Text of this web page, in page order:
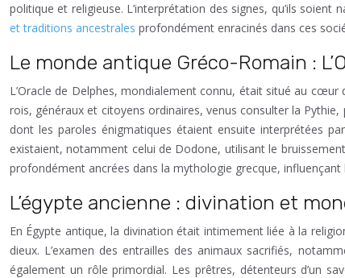
politique et religieuse. L’interprétation des signes, qu’ils
et traditions ancestrales profondément enracinés dans ces
Le monde antique Gréco-Romain :
L’Oracle de Delphes, mondialement connu, était situé au cœur
rois, généraux et citoyens ordinaires, venus consulter la
dont les paroles énigmatiques étaient ensuite interprétées
existaient, notamment celui de Dodone, utilisant le
profondément ancrées dans la mythologie grecque,
L’égypte ancienne : divination et
En Égypte antique, la divination était intimement liée à la
dieux. L’examen des entrailles des animaux sacrifiés,
également un rôle primordial. Les prêtres, détenteurs d’un